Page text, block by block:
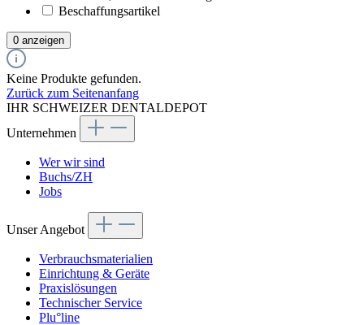
Beschaffungsartikel
0 anzeigen
Keine Produkte gefunden.
Zurück zum Seitenanfang
IHR SCHWEIZER DENTALDEPOT
Unternehmen
Wer wir sind
Buchs/ZH
Jobs
Unser Angebot
Verbrauchsmaterialien
Einrichtung & Geräte
Praxislösungen
Technischer Service
Plu°line